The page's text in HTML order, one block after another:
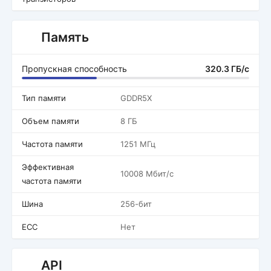
Память
Пропускная способность 320.3 ГБ/с
Тип памяти GDDR5X
Объем памяти 8 ГБ
Частота памяти 1251 МГц
Эффективная
частота памяти
10008 Мбит/с
Шина 256-бит
ECC Нет
API